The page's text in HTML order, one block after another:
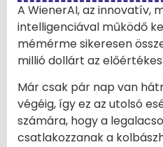
A WienerAI, az innovatív,
intelligenciával működő
mémérme sikeresen
millió dollárt az
Már csak pár nap van
végéig, így ez az utolsó
számára, hogy a
csatlakozzanak a